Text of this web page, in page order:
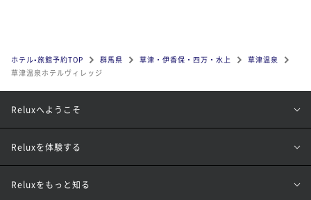
ホテル•旅館予約TOP 群馬県 草津・伊香保・四万・水上
草津温泉
草津温泉ホテルヴィレッジ
Reluxへようこそ
Reluxを体験する
Reluxをもっと知る